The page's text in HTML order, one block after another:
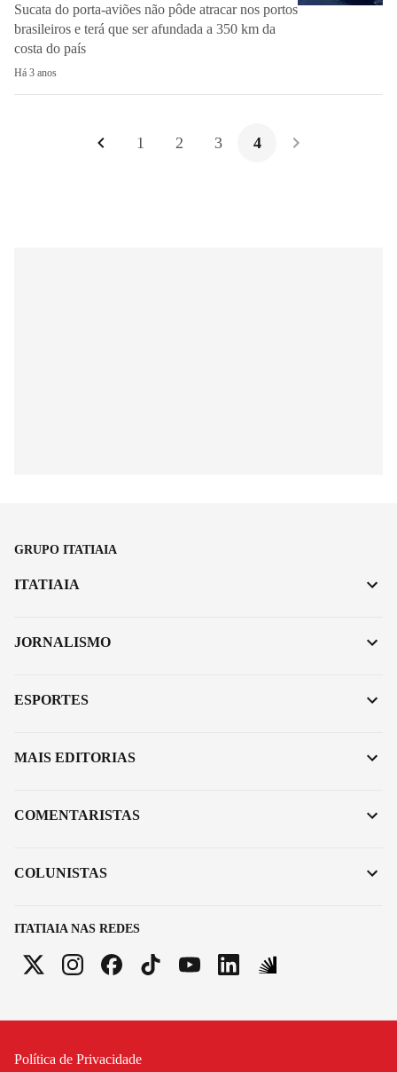
Sucata do porta-aviões não pôde atracar nos portos
brasileiros e terá que ser afundada a 350 km da
costa do país
Há 3 anos
1 2 3 4
GRUPO ITATIAIA
ITATIAIA NAS REDES
ITATIAIA
JORNALISMO
ESPORTES
MAIS EDITORIAS
COMENTARISTAS
COLUNISTAS
Política de Privacidade